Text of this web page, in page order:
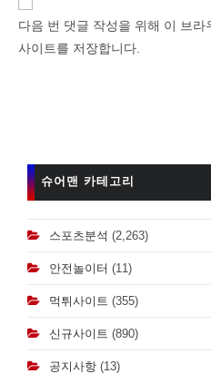
다음 번 댓글 작성을 위해 이 브
사이트를 저장합니다.
슈어맨 카테고리
스포츠분석 (2,263)
안전놀이터 (11)
먹튀사이트 (355)
신규사이트 (890)
공지사항 (13)